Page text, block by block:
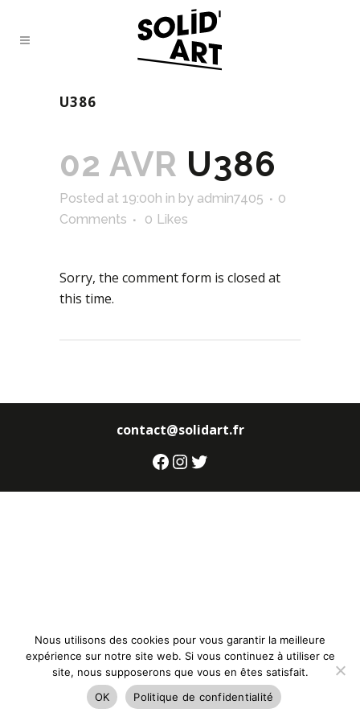
U386
02 AVR U386
Posted at 19:00h in by admin7405
0
Comments
0 Likes
Sorry, the comment form is closed at
this time.
contact@solidart.fr
Facebook
Instagram
Twitter
Nous utilisons des cookies pour vous garantir la meilleure
expérience sur notre site web. Si vous continuez à utiliser ce
site, nous supposerons que vous en êtes satisfait.
OK
Politique de confidentialité